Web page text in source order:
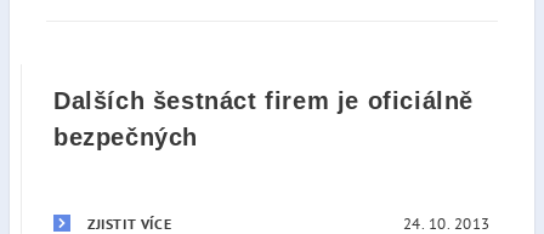
Dalších šestnáct firem je oficiálně
bezpečných
ZJISTIT VÍCE 24. 10. 2013